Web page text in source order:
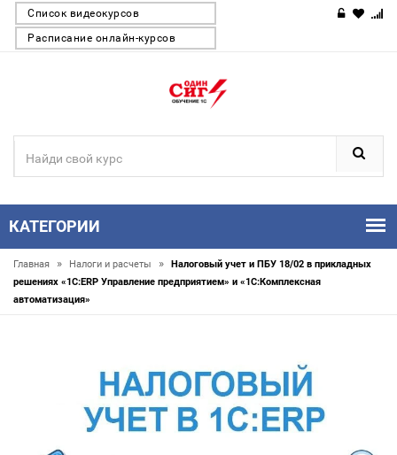
Список видеокурсов
Расписание онлайн-курсов
КАТЕГОРИИ
Главная » Налоги и расчеты »
Налоговый учет и ПБУ 18/02 в прикладных
решениях «1С:ERP Управление предприятием» и «1С:Комплексная
автоматизация»